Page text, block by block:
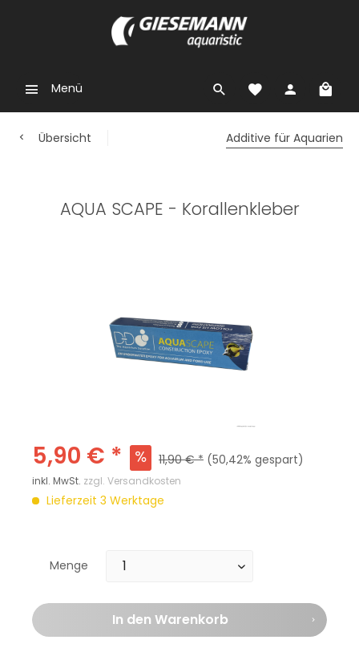
Menü
Übersicht Additive für Aquarien
AQUA SCAPE - Korallenkleber
5,90 € * 11,90 € * (50,42% gespart)
inkl. MwSt. zzgl. Versandkosten
Lieferzeit 3 Werktage
Menge
In den Warenkorb